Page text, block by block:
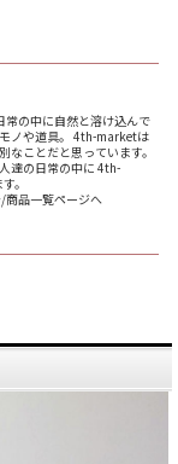
常の中に自然と溶け込んで
ノや道具。 4th-marketは
なことだと思っています。
達の日常の中に 4th-
。
品一覧ページへ